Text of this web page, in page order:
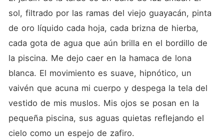
sol, filtrado por las ramas del viejo guayacán, pinta
de oro líquido cada hoja, cada brizna de hierba,
cada gota de agua que aún brilla en el bordillo de
la piscina. Me dejo caer en la hamaca de lona
blanca. El movimiento es suave, hipnótico, un
vaivén que acuna mi cuerpo y despega la tela del
vestido de mis muslos. Mis ojos se posan en la
pequeña piscina, sus aguas quietas reflejando el
cielo como un espejo de zafiro.